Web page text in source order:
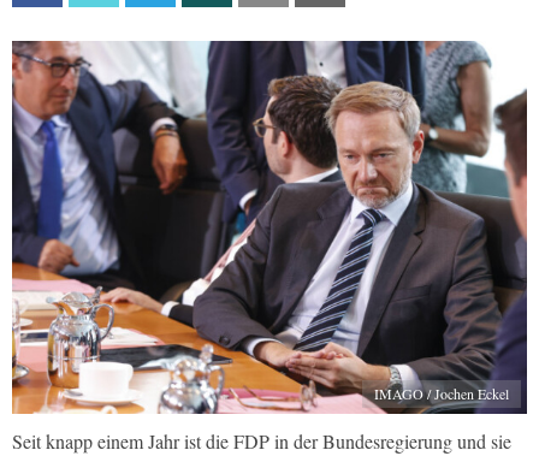
IMAGO / Jochen Eckel
Seit knapp einem Jahr ist die FDP in der Bundesregierung und sie